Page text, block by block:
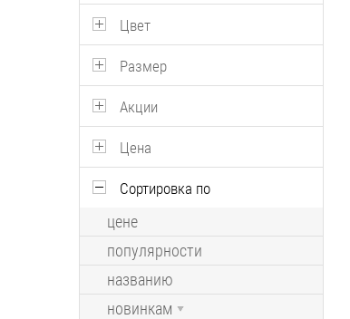
Цвет
Размер
Акции
Цена
Сортировка по
цене
популярности
названию
новинкам